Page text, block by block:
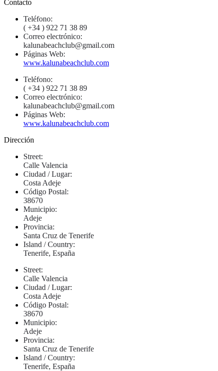
Contacto
Teléfono:
( +34 ) 922 71 38 89
Correo electrónico:
kalunabeachclub@gmail.com
Páginas Web:
www.kalunabeachclub.com
Teléfono:
( +34 ) 922 71 38 89
Correo electrónico:
kalunabeachclub@gmail.com
Páginas Web:
www.kalunabeachclub.com
Dirección
Street:
Calle Valencia
Ciudad / Lugar:
Costa Adeje
Código Postal:
38670
Municipio:
Adeje
Provincia:
Santa Cruz de Tenerife
Island / Country:
Tenerife, España
Street:
Calle Valencia
Ciudad / Lugar:
Costa Adeje
Código Postal:
38670
Municipio:
Adeje
Provincia:
Santa Cruz de Tenerife
Island / Country:
Tenerife, España